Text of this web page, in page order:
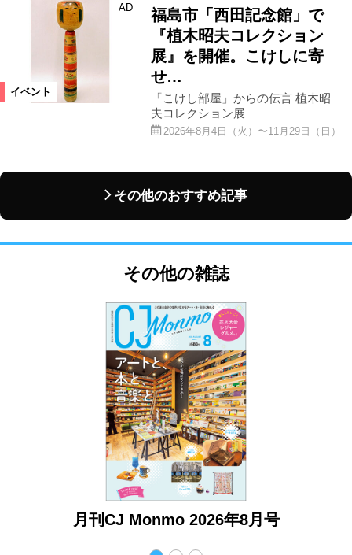
イベント
AD
福島市「西田記念館」で
『植木昭夫コレクション
展』を開催。こけしに寄
せ…
「こけし部屋」からの伝言 植木昭
夫コレクション展
2026年8月4日（火）〜11月29日（日）
その他のおすすめ記事
その他の雑誌
月刊CJ Monmo 2026年8月号